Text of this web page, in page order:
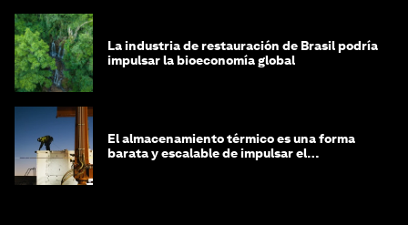
La industria de restauración de Brasil podría
impulsar la bioeconomía global
El almacenamiento térmico es una forma
barata y escalable de impulsar el